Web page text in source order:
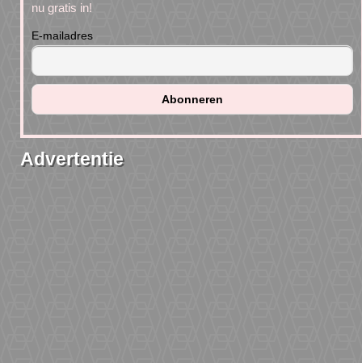
nu gratis in!
E-mailadres
Advertentie